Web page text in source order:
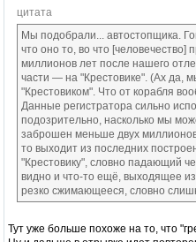
цитата
Мы подобрали... автостопщика.
что оно то, во что [человечество]
миллионов лет после нашего
части — на "Крестовике". (Ах да,
"Крестовиком". Что от корабля
Данные регистратора сильно
подозрительно, насколько мы
заброшен меньше двух
то выходит из последних
"Крестовику", словно падающий
видно и что-то ещё, выходящее
резко сжимающееся, словно
Тут уже больше похоже на то, что